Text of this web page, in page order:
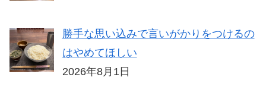
勝手な思い込みで言いがかりをつけるの
はやめてほしい
2026年8月1日